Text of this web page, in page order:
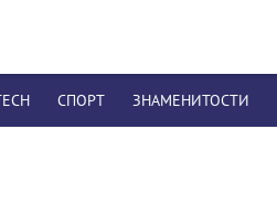
СПОРТ ЗНАМЕНИТОСТИ